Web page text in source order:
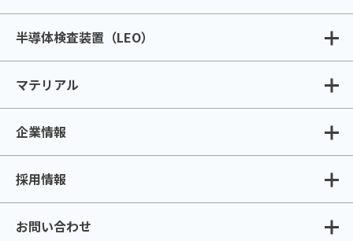
半導体検査装置（LEO）
マテリアル
企業情報
採用情報
お問い合わせ